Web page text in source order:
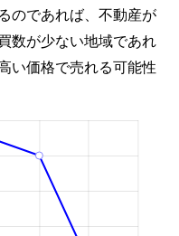
のであれば、不動産が
数が少ない地域であれ
い価格で売れる可能性